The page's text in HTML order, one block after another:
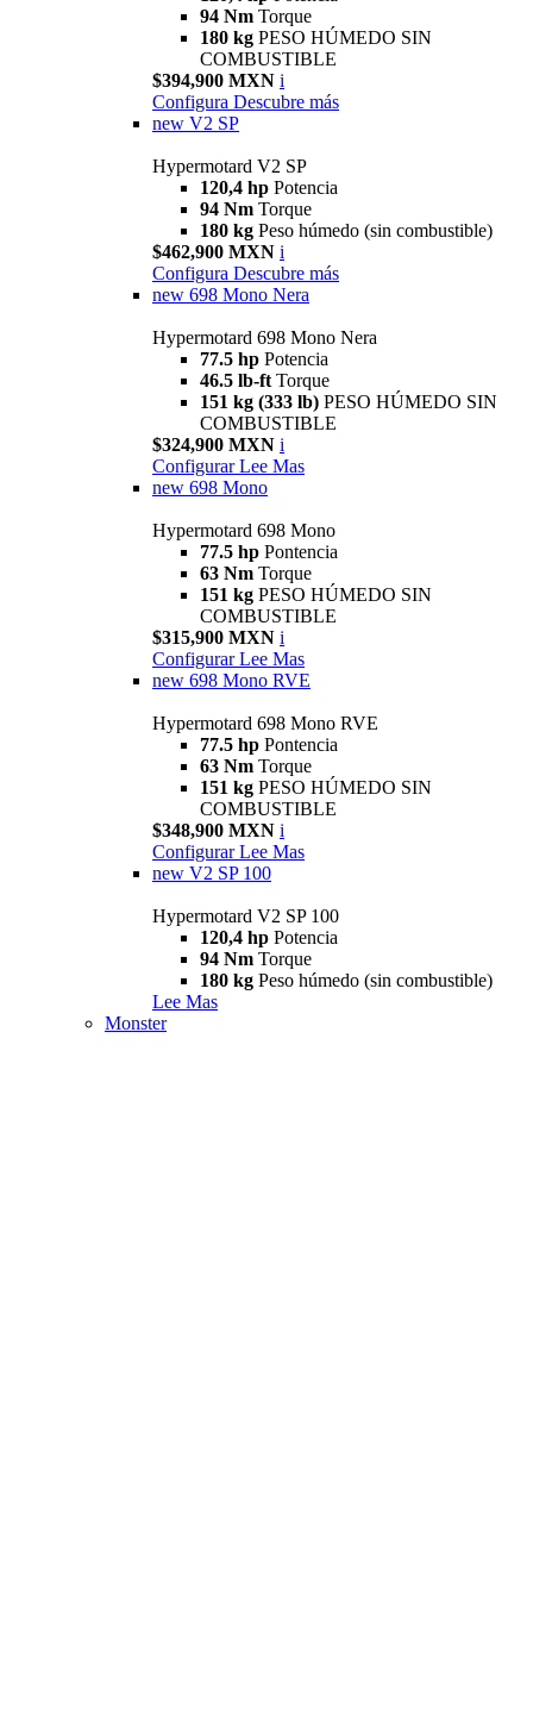
94 Nm Torque
180 kg PESO HÚMEDO SIN
COMBUSTIBLE
$394,900 MXN i
Configura Descubre más
new V2 SP
Hypermotard V2 SP
120,4 hp Potencia
94 Nm Torque
180 kg Peso húmedo (sin combustible)
$462,900 MXN i
Configura Descubre más
new 698 Mono Nera
Hypermotard 698 Mono Nera
77.5 hp Potencia
46.5 lb-ft Torque
151 kg (333 lb) PESO HÚMEDO SIN
COMBUSTIBLE
$324,900 MXN i
Configurar Lee Mas
new 698 Mono
Hypermotard 698 Mono
77.5 hp Pontencia
63 Nm Torque
151 kg PESO HÚMEDO SIN
COMBUSTIBLE
$315,900 MXN i
Configurar Lee Mas
new 698 Mono RVE
Hypermotard 698 Mono RVE
77.5 hp Pontencia
63 Nm Torque
151 kg PESO HÚMEDO SIN
COMBUSTIBLE
$348,900 MXN i
Configurar Lee Mas
new V2 SP 100
Hypermotard V2 SP 100
120,4 hp Potencia
94 Nm Torque
180 kg Peso húmedo (sin combustible)
Lee Mas
Monster